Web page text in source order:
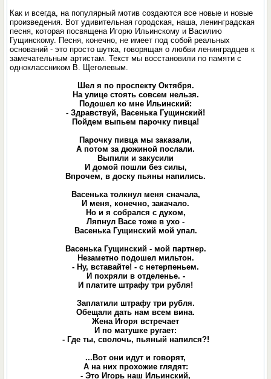
Как и всегда, на популярный мотив создаются все новые и новые
произведения. Вот удивительная городская, наша, ленинградская
песня, которая посвящена Игорю Ильинскому и Василию
Гущинскому. Песня, конечно, не имеет под собой реальных
оснований - это просто шутка, говорящая о любви ленинградцев к
замечательным артистам. Текст мы восстановили по памяти с
одноклассником В. Щеголевым.
Шел я по проспекту Октября.
На улице стоять совсем нельзя.
Подошел ко мне Ильинский:
- Здравствуй, Васенька Гущинский!
Пойдем выпьем парочку пивца!
Парочку пивца мы заказали,
А потом за дюжиной послали.
Выпили и закусили
И домой пошли без силы,
Впрочем, в доску пьяны напились.
Васенька толкнул меня сначала,
И меня, конечно, закачало.
Но и я собрался с духом,
Ляпнул Васе тоже в ухо -
Васенька Гущинский мой упал.
Васенька Гущинский - мой партнер.
Незаметно подошел мильтон.
- Ну, вставайте! - с нетерпеньем.
И похряли в отделенье. -
И платите штрафу три рубля!
Заплатили штрафу три рубля.
Обещали дать нам всем вина.
Жена Игоря встречает
И по матушке ругает:
- Где ты, сволочь, пьяный напился?!
...Вот они идут и говорят,
А на них прохожие глядят:
- Это Игорь наш Ильинский,